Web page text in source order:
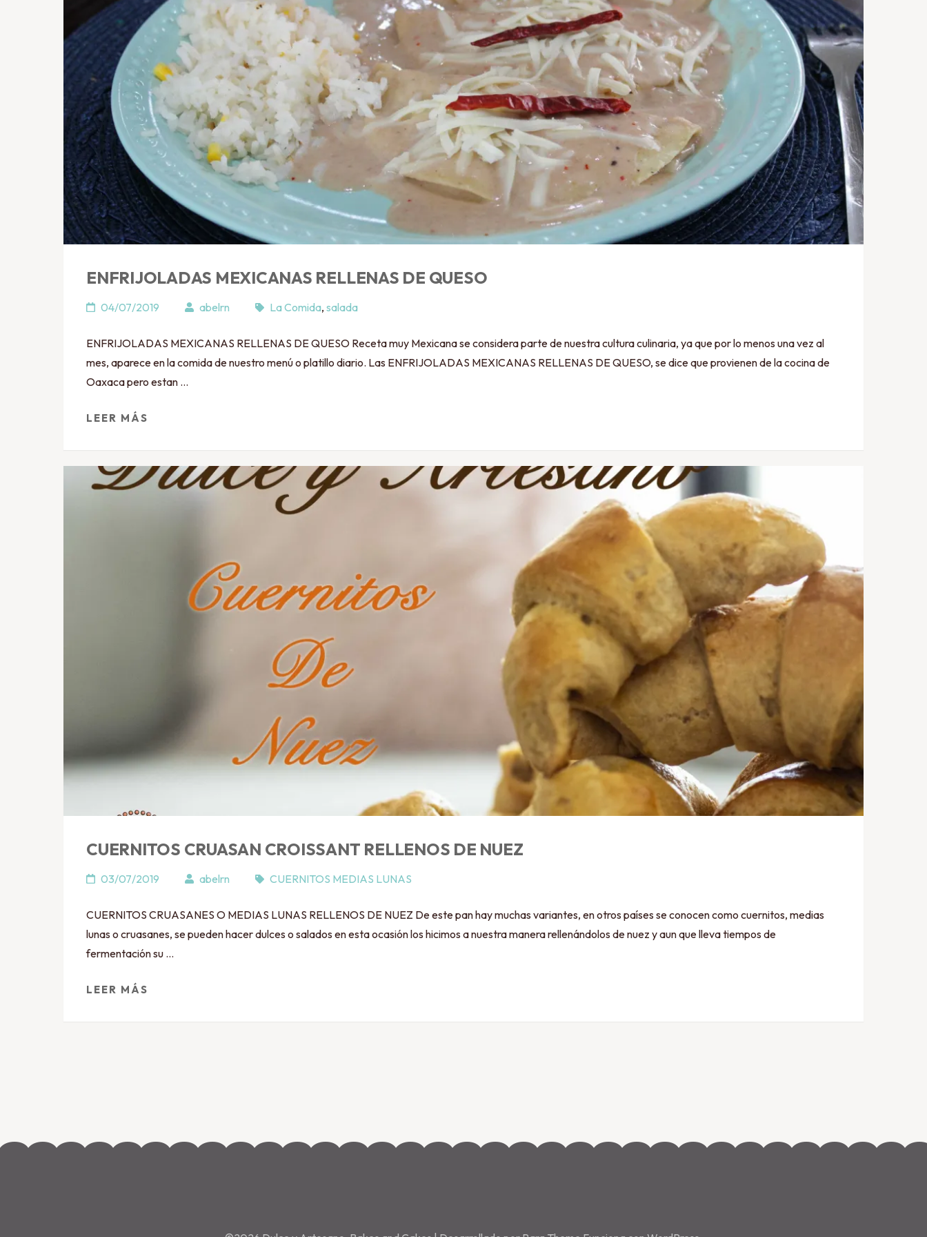
ENFRIJOLADAS MEXICANAS RELLENAS DE QUESO
04/07/2019 abelrn La Comida, salada
ENFRIJOLADAS MEXICANAS RELLENAS DE QUESO Receta muy Mexicana se considera parte de nuestra cultura culinaria, ya que por lo menos una vez al
mes, aparece en la comida de nuestro menú o platillo diario. Las ENFRIJOLADAS MEXICANAS RELLENAS DE QUESO, se dice que provienen de la cocina de
Oaxaca pero estan …
LEER MÁS
CUERNITOS CRUASAN CROISSANT RELLENOS DE NUEZ
03/07/2019 abelrn CUERNITOS MEDIAS LUNAS
CUERNITOS CRUASANES O MEDIAS LUNAS RELLENOS DE NUEZ De este pan hay muchas variantes, en otros países se conocen como cuernitos, medias
lunas o cruasanes, se pueden hacer dulces o salados en esta ocasión los hicimos a nuestra manera rellenándolos de nuez y aun que lleva tiempos de
fermentación su …
LEER MÁS